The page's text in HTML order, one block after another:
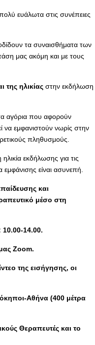
ευάλωτα στις συνέπειες
τα συναισθήματα των
μας ακόμη και με τους
της ηλικίας στην εκδήλωση
αγόρια που αφορούν
εμφανιστούν νωρίς στην
πληθυσμούς.
εκδήλωσης για τις
εμφάνισης είναι ασυνεπή.
και
μέσο στη
14.00.
Zoom.
της εισήγησης, οι
Αθήνα (400 μέτρα
Θεραπευτές και το